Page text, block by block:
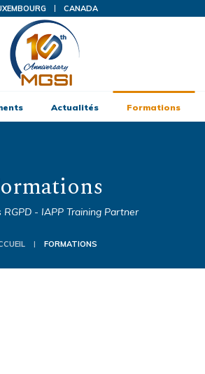
CANADA
Actualités Formations
RGPD - IAPP Training Partner
| FORMATIONS